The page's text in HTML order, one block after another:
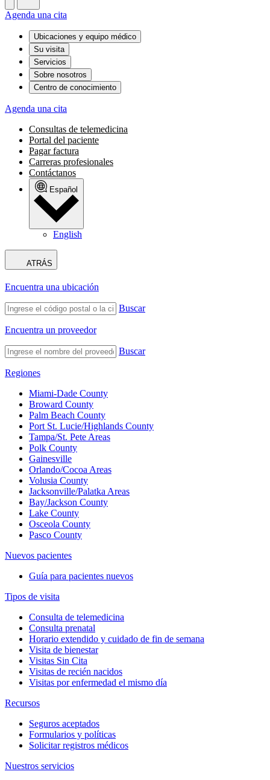
Agenda una cita
Ubicaciones y equipo médico
Su visita
Servicios
Sobre nosotros
Centro de conocimiento
Agenda una cita
Consultas de telemedicina
Portal del paciente
Pagar factura
Carreras profesionales
Contáctanos
Español
English
ATRÁS
Encuentra una ubicación
Buscar
Encuentra un proveedor
Buscar
Regiones
Miami-Dade County
Broward County
Palm Beach County
Port St. Lucie/Highlands County
Tampa/St. Pete Areas
Polk County
Gainesville
Orlando/Cocoa Areas
Volusia County
Jacksonville/Palatka Areas
Bay/Jackson County
Lake County
Osceola County
Pasco County
Nuevos pacientes
Guía para pacientes nuevos
Tipos de visita
Consulta de telemedicina
Consulta prenatal
Horario extendido y cuidado de fin de semana
Visita de bienestar
Visitas Sin Cita
Visitas de recién nacidos
Visitas por enfermedad el mismo día
Recursos
Seguros aceptados
Formularios y políticas
Solicitar registros médicos
Nuestros servicios